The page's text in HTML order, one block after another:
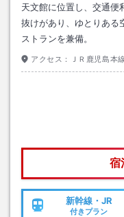
天文館に位置し、交通便
抜けがあり、ゆとりある
ストランを兼備。
アクセス： ＪＲ鹿児島
宿
新幹線・JR
付きプラン